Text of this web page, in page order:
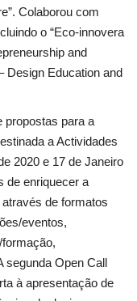
Colaborou com
o “Eco-innovera
and
Design Education and
propostas para a
a Actividades
2020 e 17 de Janeiro
de enriquecer a
de formatos
eventos,
segunda Open Call
à apresentação de